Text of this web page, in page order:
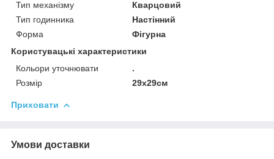
Тип механізму
Кварцовий
Тип годинника
Настінний
Форма
Фігурна
Користувацькі характеристики
Кольори уточнювати
.
Розмір
29х29см
Приховати
Умови доставки